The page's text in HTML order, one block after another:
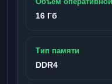
16 Гб
Тип памяти
DDR4